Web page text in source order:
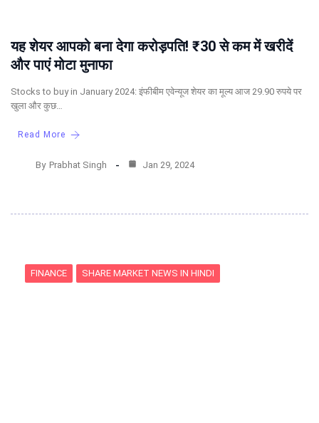
यह शेयर आपको बना देगा करोड़पति! ₹30 से कम में खरीदें
और पाएं मोटा मुनाफा
Stocks to buy in January 2024: इंफीबीम एवेन्यूज शेयर का मूल्य आज 29.90 रुपये पर
खुला और कुछ…
Read More
By Prabhat Singh Jan 29, 2024
FINANCE SHARE MARKET NEWS IN HINDI